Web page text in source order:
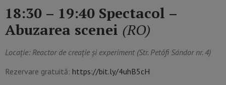
18:30 – 19:40 Spectacol –
Abuzarea scenei (RO)
Locație: Reactor de creație și experiment (Str. Petőfi Sándor nr. 4)
Rezervare gratuită: https://bit.ly/4uhB5cH